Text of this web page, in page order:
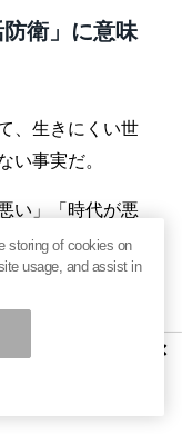
衛」に意味
、生きにくい世
い事実だ。
い」「時代が悪
ではないし、誰
が悪くても、状
きていかなけれ
×
storing of cookies on
usage, and assist in